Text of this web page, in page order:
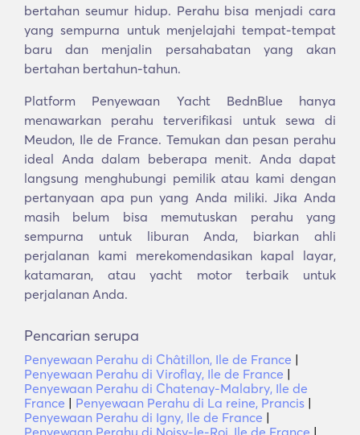
bertahan seumur hidup. Perahu bisa menjadi cara
yang sempurna untuk menjelajahi tempat-tempat
baru dan menjalin persahabatan yang akan
bertahan bertahun-tahun.
Platform Penyewaan Yacht BednBlue hanya
menawarkan perahu terverifikasi untuk sewa di
Meudon, Ile de France. Temukan dan pesan perahu
ideal Anda dalam beberapa menit. Anda dapat
langsung menghubungi pemilik atau kami dengan
pertanyaan apa pun yang Anda miliki. Jika Anda
masih belum bisa memutuskan perahu yang
sempurna untuk liburan Anda, biarkan ahli
perjalanan kami merekomendasikan kapal layar,
katamaran, atau yacht motor terbaik untuk
perjalanan Anda.
Pencarian serupa
Penyewaan Perahu di Châtillon, Ile de France |
Penyewaan Perahu di Viroflay, Ile de France |
Penyewaan Perahu di Chatenay-Malabry, Ile de
France | Penyewaan Perahu di La reine, Prancis |
Penyewaan Perahu di Igny, Ile de France |
Penyewaan Perahu di Noisy-le-Roi, Ile de France |